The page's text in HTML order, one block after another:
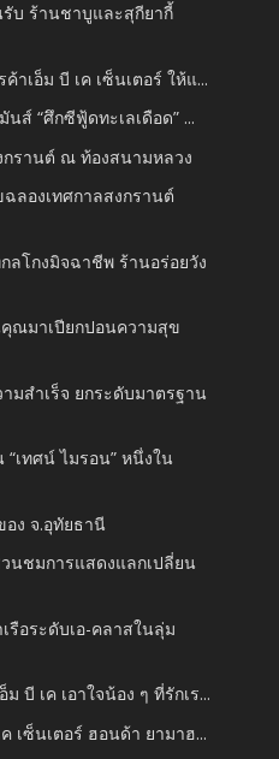
บ ร้านชาบูและสุกียากี้
าเอ็ม บี เค เซ็นเตอร์ ให้แ...
นส์ “ศึกซีฟู้ดทะเลเดือด” ...
รานต์ ณ ท้องสนามหลวง
ลองเทศกาลสงกรานต์
ลโกงมิจฉาชีพ ร้านอร่อยวัง
คุณมาเปียกปอนความสุข
ามสำเร็จ ยกระดับมาตรฐาน
“เทศน์ ไมรอน” หนึ่งใน
ง จ.อุทัยธานี
วนชมการแสดงแลกเปลี่ยน
รือระดับเอ-คลาสในลุ่ม
บี เค เอาใจน้อง ๆ ที่รักเร...
เซ็นเตอร์ ฮอนด้า ยามาฮ...